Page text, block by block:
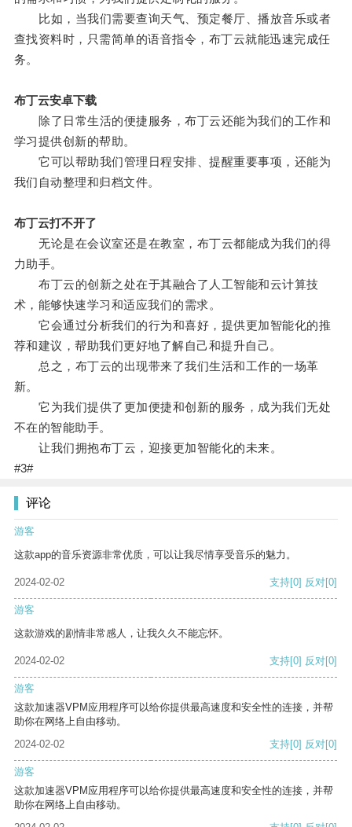
比如，当我们需要查询天气、预定餐厅、播放音乐或者
查找资料时，只需简单的语音指令，布丁云就能迅速完成任
务。
布丁云安卓下载
除了日常生活的便捷服务，布丁云还能为我们的工作和
学习提供创新的帮助。
它可以帮助我们管理日程安排、提醒重要事项，还能为
我们自动整理和归档文件。
布丁云打不开了
无论是在会议室还是在教室，布丁云都能成为我们的得
力助手。
布丁云的创新之处在于其融合了人工智能和云计算技
术，能够快速学习和适应我们的需求。
它会通过分析我们的行为和喜好，提供更加智能化的推
荐和建议，帮助我们更好地了解自己和提升自己。
总之，布丁云的出现带来了我们生活和工作的一场革
新。
它为我们提供了更加便捷和创新的服务，成为我们无处
不在的智能助手。
让我们拥抱布丁云，迎接更加智能化的未来。
#3#
评论
游客
这款app的音乐资源非常优质，可以让我尽情享受音乐的魅力。
2024-02-02 支持[0] 反对[0]
游客
这款游戏的剧情非常感人，让我久久不能忘怀。
2024-02-02 支持[0] 反对[0]
游客
这款加速器VPM应用程序可以给你提供最高速度和安全性的连接，并帮
助你在网络上自由移动。
2024-02-02
支持[0] 反对[0]
游客
这款加速器VPM应用程序可以给你提供最高速度和安全性的连接，并帮
助你在网络上自由移动。